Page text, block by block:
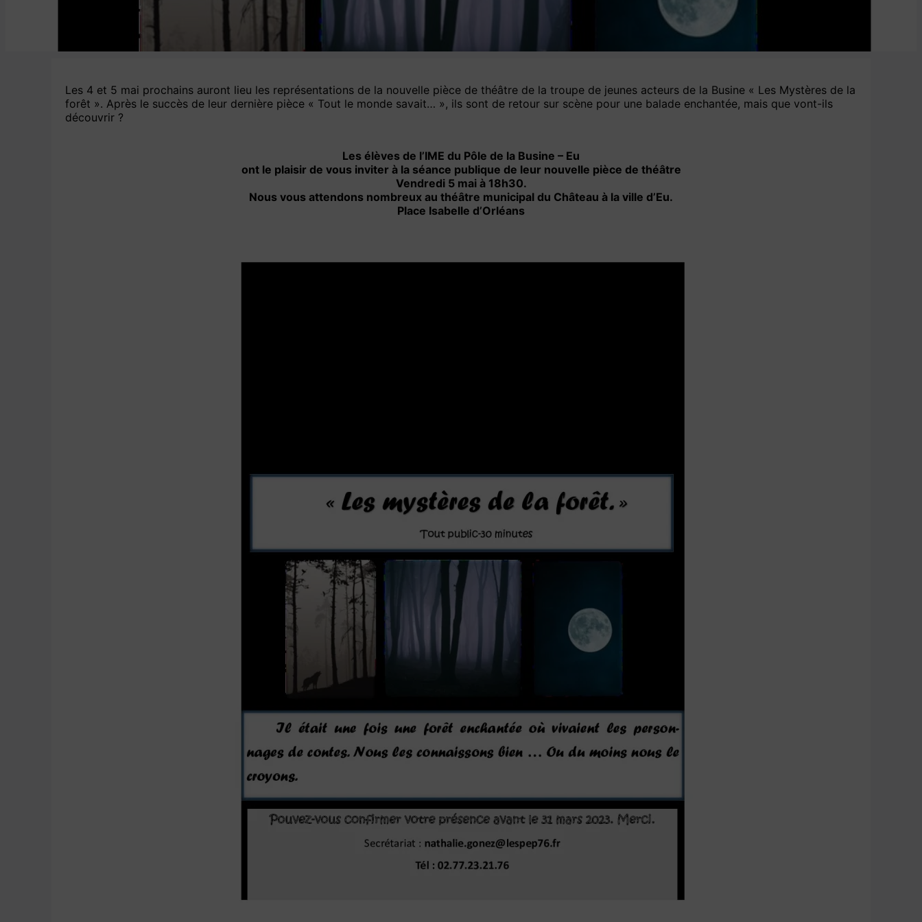
Les 4 et 5 mai prochains auront lieu les représentations de la nouvelle pièce de théâtre de la troupe de jeunes acteurs de la Busine « Les Mystères de la
forêt ». Après le succès de leur dernière pièce « Tout le monde savait… », ils sont de retour sur scène pour une balade enchantée, mais que vont-ils
découvrir ?
Les élèves de l’IME du Pôle de la Busine – Eu
ont le plaisir de vous inviter à la séance publique de leur nouvelle pièce de théâtre
Vendredi 5 mai à 18h30.
Nous vous attendons nombreux au théâtre municipal du Château à la ville d’Eu.
Place Isabelle d’Orléans